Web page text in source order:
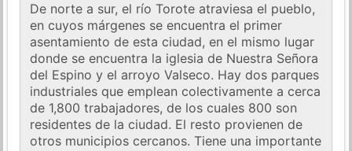
De norte a sur, el río Torote atraviesa el pueblo,
en cuyos márgenes se encuentra el primer
asentamiento de esta ciudad, en el mismo lugar
donde se encuentra la iglesia de Nuestra Señora
del Espino y el arroyo Valseco. Hay dos parques
industriales que emplean colectivamente a cerca
de 1,800 trabajadores, de los cuales 800 son
residentes de la ciudad. El resto provienen de
otros municipios cercanos. Tiene una importante